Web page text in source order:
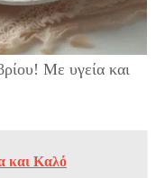
Με υγεία και
και Καλό